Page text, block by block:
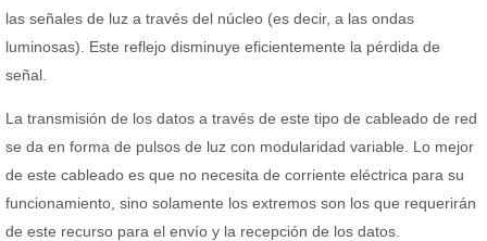
las señales de luz a través del núcleo (es decir, a las ondas
luminosas). Este reflejo disminuye eficientemente la pérdida de
señal.
La transmisión de los datos a través de este tipo de cableado de red
se da en forma de pulsos de luz con modularidad variable. Lo mejor
de este cableado es que no necesita de corriente eléctrica para su
funcionamiento, sino solamente los extremos son los que requerirán
de este recurso para el envío y la recepción de los datos.